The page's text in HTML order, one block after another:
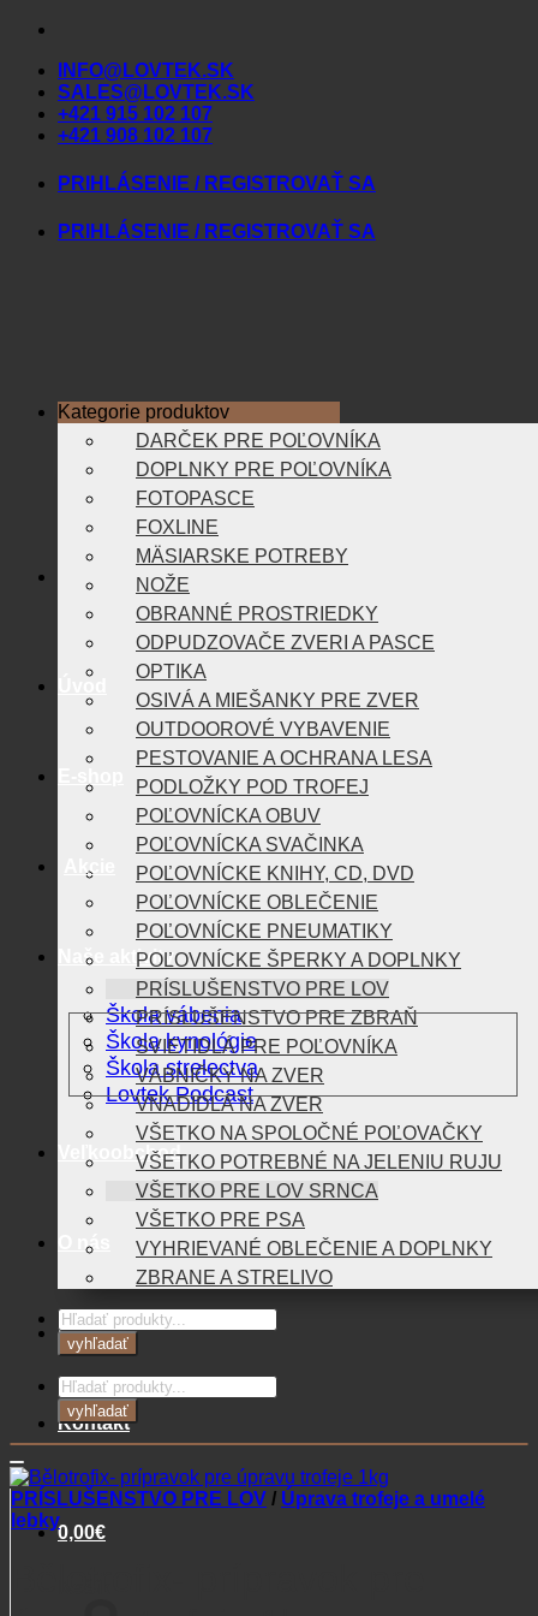
Skip
contentINFO@LOVTEK.SK
SALES@LOVTEK.SK
+421 915 102 107
+421 908 102 107
PRIHLÁSENIE / REGISTROVAŤ SA
PRIHLÁSENIE / REGISTROVAŤ SA
Akcie
Naše aktivity
Škola vábenia
Škola kynológie
Škola strelectva
Lovtek Podcast
Veľkoobchod
O nás
Blog
Kontakt
0,00€
Kategorie produktov
DARČEK PRE POĽOVNÍKA
DOPLNKY PRE POĽOVNÍKA
FOTOPASCE
FOXLINE
MÄSIARSKE POTREBY
NOŽE
OBRANNÉ PROSTRIEDKY
ODPUDZOVAČE ZVERI A PASCE
OPTIKA
OSIVÁ A MIEŠANKY PRE ZVER
OUTDOOROVÉ VYBAVENIE
PESTOVANIE A OCHRANA LESA
PODLOŽKY POD TROFEJ
POĽOVNÍCKA OBUV
POĽOVNÍCKA SVAČINKA
POĽOVNÍCKE KNIHY, CD, DVD
POĽOVNÍCKE OBLEČENIE
POĽOVNÍCKE PNEUMATIKY
POĽOVNÍCKE ŠPERKY A DOPLNKY
PRÍSLUŠENSTVO PRE LOV
PRÍSLUŠENSTVO PRE ZBRAŇ
SVIETIDLÁ PRE POĽOVNÍKA
VÁBNIČKY NA ZVER
VNADIDLÁ NA ZVER
VŠETKO NA SPOLOČNÉ POĽOVAČKY
VŠETKO POTREBNÉ NA JELENIU RUJU
VŠETKO PRE LOV SRNCA
VŠETKO PRE PSA
VYHRIEVANÉ OBLEČENIE A DOPLNKY
ZBRANE A STRELIVO
Products
search
vyhľadať
Products
search
vyhľadať
PRÍSLUŠENSTVO PRE LOV / Úprava trofeje a umelé
lebky